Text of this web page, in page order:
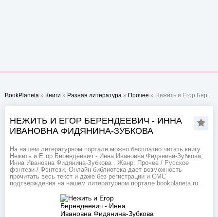
BookPlaneta » Книги » Разная литература » Прочее » Нежить и Егор Берендеевич - Инна Ивановна Фидянина-Зубкова
НЕЖИТЬ И ЕГОР БЕРЕНДЕЕВИЧ - ИННА
ИВАНОВНА ФИДЯНИНА-ЗУБКОВА
На нашем литературном портале можно бесплатно читать книгу
Нежить и Егор Берендеевич - Инна Ивановна Фидянина-Зубкова,
Инна Ивановна Фидянина-Зубкова . Жанр: Прочее / Русское
фэнтези / Фэнтези. Онлайн библиотека дает возможность
прочитать весь текст и даже без регистрации и СМС
подтверждения на нашем литературном портале bookplaneta.ru.